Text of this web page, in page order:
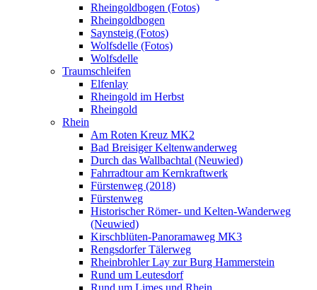
Rheingoldbogen (Fotos)
Rheingoldbogen
Saynsteig (Fotos)
Wolfsdelle (Fotos)
Wolfsdelle
Traumschleifen
Elfenlay
Rheingold im Herbst
Rheingold
Rhein
Am Roten Kreuz MK2
Bad Breisiger Keltenwanderweg
Durch das Wallbachtal (Neuwied)
Fahrradtour am Kernkraftwerk
Fürstenweg (2018)
Fürstenweg
Historischer Römer- und Kelten-Wanderweg
(Neuwied)
Kirschblüten-Panoramaweg MK3
Rengsdorfer Tälerweg
Rheinbrohler Lay zur Burg Hammerstein
Rund um Leutesdorf
Rund um Limes und Rhein